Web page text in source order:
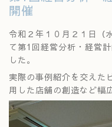
開催
令和２年１０月２１日（
て第1回経営分析・経営
した。
実際の事例紹介を交えた
用した店舗の創造など幅